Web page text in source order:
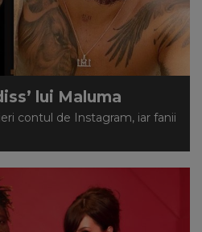
lui Maluma
contul de Instagram, iar fanii